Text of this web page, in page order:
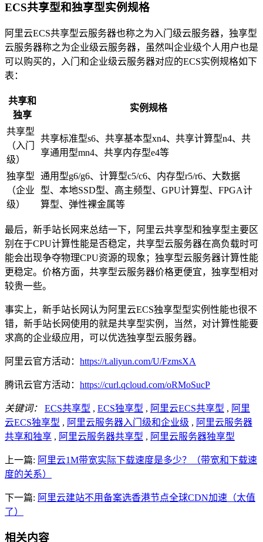
ECS共享型和独享型实例规格
阿里云ECS共享型云服务器也称之为入门级云服务器，独享型
云服务器称之为企业级云服务器，虽然叫企业级个人用户也是
可以购买的，入门和企业级云服务器对应的ECS实例规格如下
表：
共享和
独享
实例规格
共享型
（入门
级）
共享标准型s6、共享基本型xn4、共享计算型n4、共
享通用型mn4、共享内存型e4等
独享型
（企业
级）
通用型g6/g6、计算型c5/c6、内存型r5/r6、大数据
型、本地SSD型、高主频型、GPU计算型、FPGA计
算型、弹性裸金属等
最后，新手站长网来总结一下，阿里云共享型和独享型主要区
别在于CPU计算性能是否稳定，共享型云服务器在高负载时可
能会出现争夺物理CPU资源的现象；独享型云服务器计算性能
更稳定。价格方面，共享型云服务器价格更便宜，独享型相对
较贵一些。
事实上，新手站长网认为阿里云ECS独享型型实例性能也很不
错，新手站长网使用的就是共享型实例，当然，对计算性能要
求高的企业级应用，可以优选独享型云服务器。
阿里云官方活动： https://t.aliyun.com/U/FzmsXA
腾讯云官方活动： https://curl.qcloud.com/oRMoSucP
关键词： ECS共享型 , ECS独享型 , 阿里云ECS共享型 , 阿里
云ECS独享型 , 阿里云服务器入门级和企业级 , 阿里云服务器
共享和独享 , 阿里云服务器共享型 , 阿里云服务器独享型
上一篇: 阿里云1M带宽实际下载速度是多少？（带宽和下载速
度的关系）
下一篇: 阿里云建站不用备案选香港节点全球CDN加速（太值
了）
相关内容